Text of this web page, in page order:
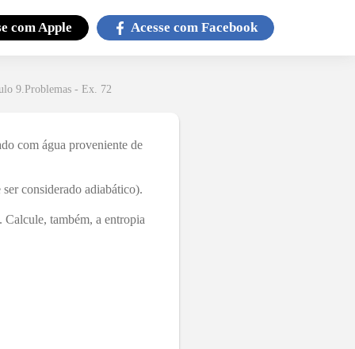
comApple Acesse com Facebook
9.Problemas - Ex. 72
com água proveniente de
considerado adiabático).
Calcule, também, a entropia